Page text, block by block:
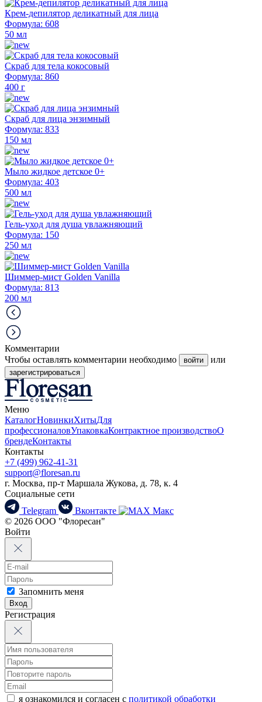
Крем-депилятор деликатный для лица
Формула: 608
50 мл
Скраб для тела кокосовый
Формула: 860
400 г
Скраб для лица энзимный
Формула: 833
150 мл
Мыло жидкое детское 0+
Формула: 403
500 мл
Гель-уход для душа увлажняющий
Формула: 150
250 мл
Шиммер-мист Golden Vanilla
Формула: 813
200 мл
Комментарии
Чтобы оставлять комментарии необходимо
войти или
зарегистрироваться
Меню
КаталогНовинкиХитыДля
профессионаловУпаковкаКонтрактное производствоО
брендеКонтакты
Контакты
+7 (499) 962-41-31
support@floresan.ru
г. Москва, пр-т Маршала Жукова, д. 78, к. 4
Социальные сети
Telegram
Вконтакте
Макс
© 2026 ООО "Флоресан"
Войти
Запомнить меня
Вход
Регистрация
я ознакомился и согласен с политикой обработки